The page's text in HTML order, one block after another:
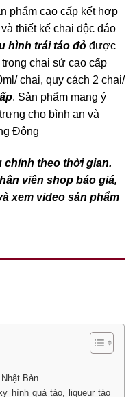
phẩm cao cấp kết hợp
thiết kế chai độc đáo
hình trái táo đỏ được
chai sứ cao cấp
chai, quy cách 2 chai/
. Sản phẩm mang ý
cho bình an và
Đông
chỉnh theo thời gian.
viên shop báo giá,
xem video sản phẩm
Bản
hình quả táo, liqueur táo